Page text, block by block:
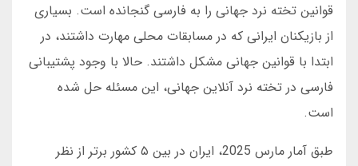
قوانین تخته نرد جهانی را به فارسی گنجانده است. بسیاری
از بازیکنان ایرانی که در مسابقات محلی مهارت داشتند، در
ابتدا با قوانین جهانی مشکل داشتند. حالا با وجود پشتیبانی
فارسی در تخته نرد آنلاین جهانی، این مسئله حل شده
است.
طبق آمار مارس 2025، ایران در بین ۵ کشور برتر از نظر